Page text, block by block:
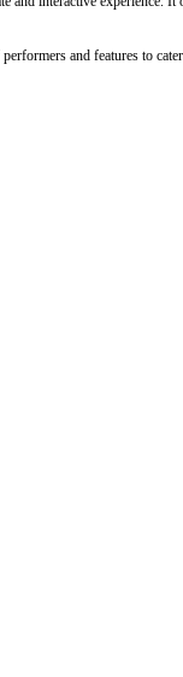
and features to